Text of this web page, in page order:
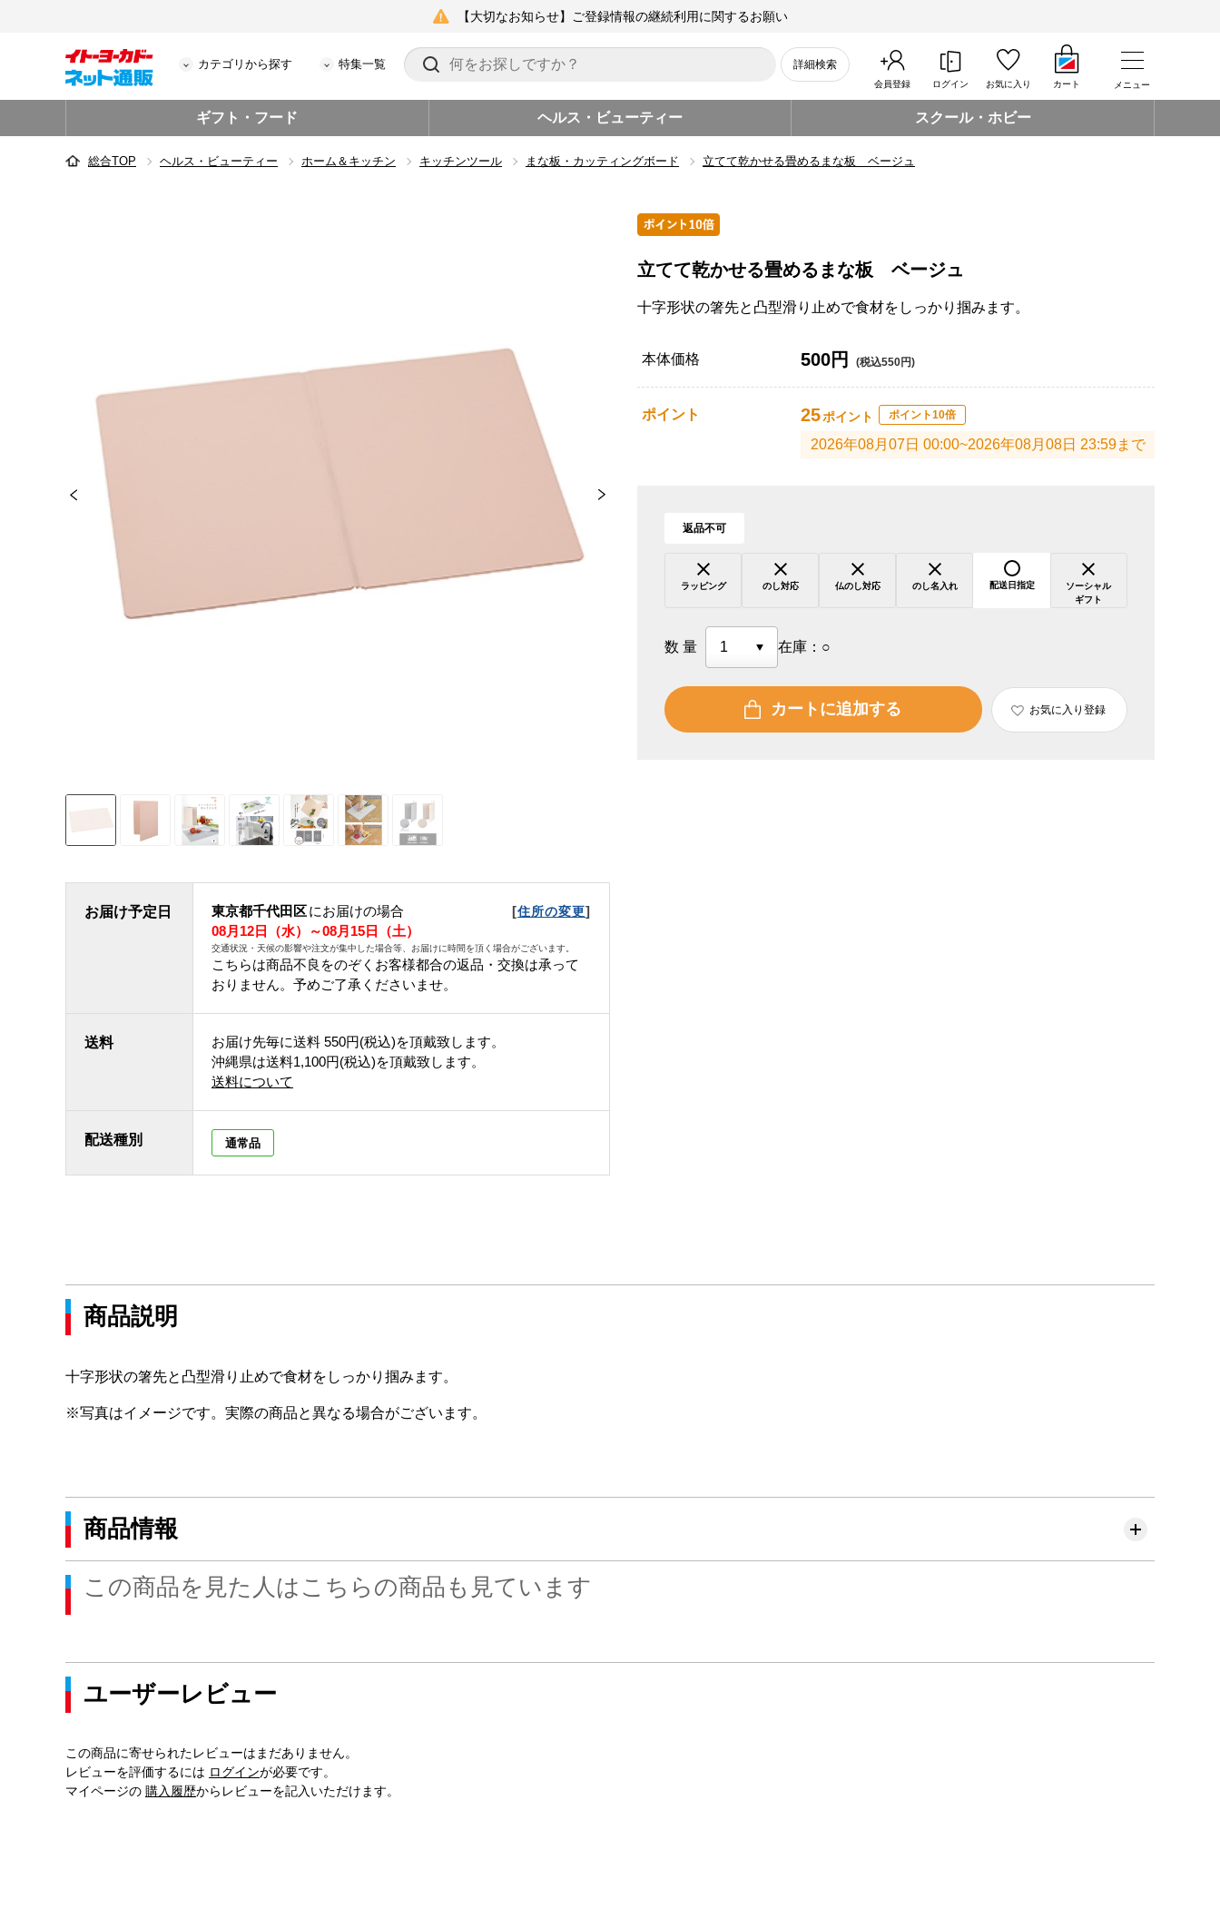
【大切なお知らせ】ご登録情報の継続利用に関するお願い
カテゴリから探す 特集一覧 詳細検索
会員登録 ログイン お気に入り カート メニュー
ギフト・フード ヘルス・ビューティー スクール・ホビー
総合TOP ヘルス・ビューティー ホーム＆キッチン キッチンツール まな板・カッティングボード 立てて乾かせる畳めるまな板 ベージュ
お届け予定日 東京都千代田区にお届けの場合 [住所の変更]
08月12日（水）～08月15日（土）
交通状況・天候の影響や注文が集中した場合等、お届けに時間を頂く場合がございます。
こちらは商品不良をのぞくお客様都合の返品・交換は承って
おりません。予めご了承くださいませ。
送料 お届け先毎に送料 550円(税込)を頂戴致します。
沖縄県は送料1,100円(税込)を頂戴致します。
送料について
配送種別 通常品
立てて乾かせる畳めるまな板 ベージュ
十字形状の箸先と凸型滑り止めで食材をしっかり掴みます。
本体価格 500円 (税込550円)
ポイント 25ポイント ポイント10倍
2026年08月07日 00:00~2026年08月08日 23:59まで
返品不可
ラッピング のし対応 仏のし対応 のし名入れ 配送日指定
ソーシャル
ギフト
数量 在庫： ○
カートに追加する お気に入り登録
商品説明
十字形状の箸先と凸型滑り止めで食材をしっかり掴みます。
※写真はイメージです。実際の商品と異なる場合がございます。
商品情報
この商品を見た人はこちらの商品も見ています
ユーザーレビュー
この商品に寄せられたレビューはまだありません。
レビューを評価するには ログインが必要です。
マイページの 購入履歴からレビューを記入いただけます。